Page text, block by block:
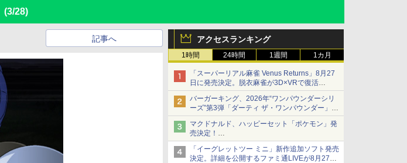
(3/28)
アクセスランキング
1時間 24時間 1週間 1カ月
「スーパーリアル麻雀 Venus Returns」8月27
日に発売決定。脱衣麻雀が3D×VRで復活
発売から2週間は20%オフになるセールが実施
バーガーキング、2026年“ワンパウンダーシリ
ーズ”第3弾「ダーティ ザ・ワンパウンダー」を
8月7日発売
「特製ガーリックマヨソース」を使用した超大
型チーズバーガー
マクドナルド、ハッピーセット「ポケモン」発
売決定！
ポケモン30周年記念で30匹が大集合
「イーグレットツー ミニ」新作追加ソフト発売
決定。詳細を公開するファミ通LIVEが8月27日
記事へ